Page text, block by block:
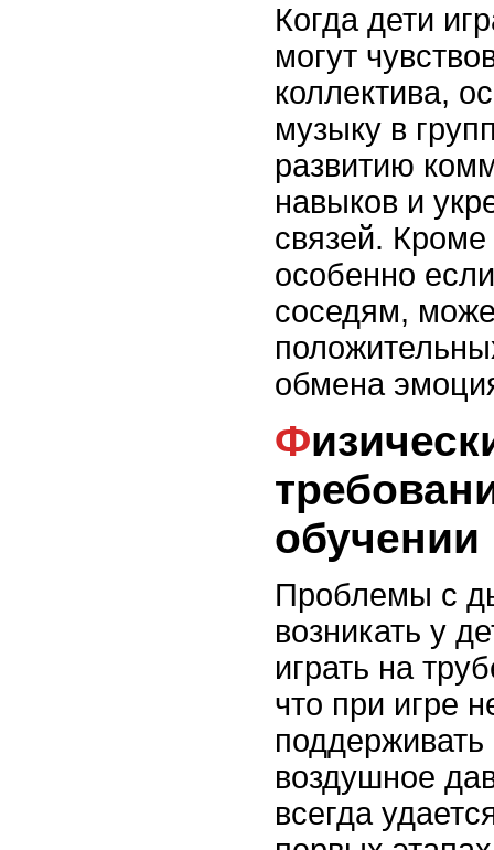
Когда дети
могут
коллектива,
музыку в
развитию
навыков и
связей. Кроме
особенно
соседям,
обмена
Физические трудности и
обучении
Проблемы с
возникать у
играть на
что при игре
воздушное
всегда